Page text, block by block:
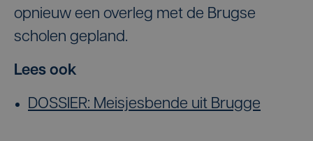
opnieuw een overleg met de Brugse
scholen gepland.
Lees ook
DOSSIER: Meisjesbende uit Brugge